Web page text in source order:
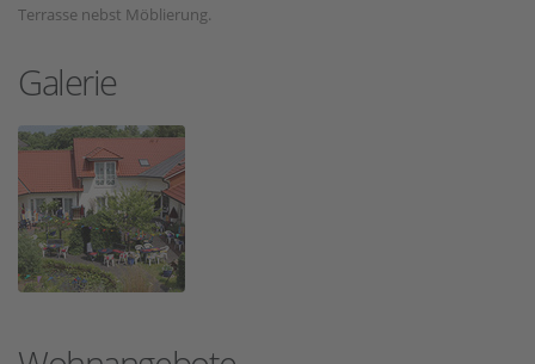
Terrasse nebst Möblierung.
Galerie